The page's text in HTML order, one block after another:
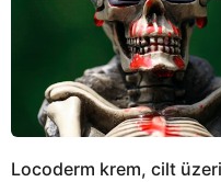
Locoderm krem, cilt